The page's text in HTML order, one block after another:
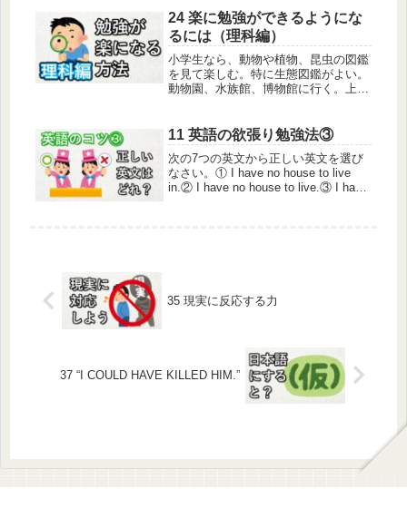
す。そう答える子供たちは、言葉の持
つ音に興味を持っています。「『てぶ
くろ...
24 楽に勉強ができるようにな
るには（理科編）
小学生なら、動物や植物、昆虫の図鑑
を見て楽しむ。特に生態図鑑がよい。
動物園、水族館、博物館に行く。上野
族館、芝久保の多摩六都科学館、上野
の東京国立博物館、同じく上野の国立
科学...
11 英語の欲張り勉強法③
次の7つの英文から正しい英文を選び
なさい。① I have no house to live
in.② I have no house to live.③ I have
35 現実に反応する力
37 “I COULD HAVE KILLED HIM.”